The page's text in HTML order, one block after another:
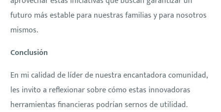
futuro más estable para nuestras familias y para nosotros
mismos.
Conclusión
En mi calidad de líder de nuestra encantadora comunidad,
les invito a reflexionar sobre cómo estas innovadoras
herramientas financieras podrían sernos de utilidad.